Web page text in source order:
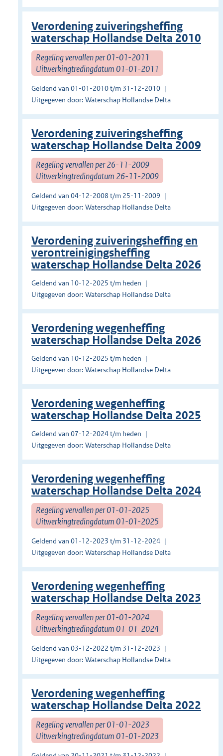
Verordening zuiveringsheffing
waterschap Hollandse Delta 2010
Regeling vervallen per 01-01-2011
Uitwerkingtredingdatum 01-01-2011
Geldend van 01-01-2010 t/m 31-12-2010
Uitgegeven door: Waterschap Hollandse Delta
Verordening zuiveringsheffing
waterschap Hollandse Delta 2009
Regeling vervallen per 26-11-2009
Uitwerkingtredingdatum 26-11-2009
Geldend van 04-12-2008 t/m 25-11-2009
Uitgegeven door: Waterschap Hollandse Delta
Verordening zuiveringsheffing en
verontreinigingsheffing
waterschap Hollandse Delta 2026
Geldend van 10-12-2025 t/m heden
Uitgegeven door: Waterschap Hollandse Delta
Verordening wegenheffing
waterschap Hollandse Delta 2026
Geldend van 10-12-2025 t/m heden
Uitgegeven door: Waterschap Hollandse Delta
Verordening wegenheffing
waterschap Hollandse Delta 2025
Geldend van 07-12-2024 t/m heden
Uitgegeven door: Waterschap Hollandse Delta
Verordening wegenheffing
waterschap Hollandse Delta 2024
Regeling vervallen per 01-01-2025
Uitwerkingtredingdatum 01-01-2025
Geldend van 01-12-2023 t/m 31-12-2024
Uitgegeven door: Waterschap Hollandse Delta
Verordening wegenheffing
waterschap Hollandse Delta 2023
Regeling vervallen per 01-01-2024
Uitwerkingtredingdatum 01-01-2024
Geldend van 03-12-2022 t/m 31-12-2023
Uitgegeven door: Waterschap Hollandse Delta
Verordening wegenheffing
waterschap Hollandse Delta 2022
Regeling vervallen per 01-01-2023
Uitwerkingtredingdatum 01-01-2023